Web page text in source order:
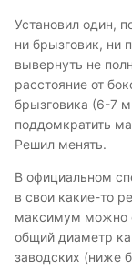
Установил один,
ни брызговик, ни
вывернуть не
расстояние от
брызговика (6-7
поддомкратить
Решил менять.
В официальном
в свои какие-то
максимум можно
общий диаметр
заводских (ниже